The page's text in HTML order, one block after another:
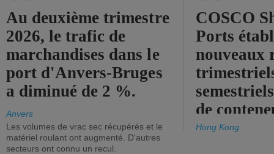
Au deuxième trimestre
2026, le trafic de
marchandises dans le
port d'Anvers-Bruges
a diminué de 2 %.
Anvers
Les volumes de vrac sec récupérés et le
matériel roulant ont augmenté. D'autres
secteurs ont connu un recul.
COSCO
Ports
nouveaux
de
Hong Kong